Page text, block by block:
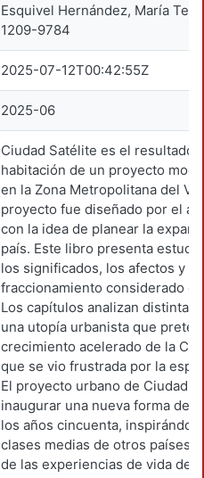
Esquivel Hernández, María
1209-9784
2025-07-12T00:42:55Z
2025-06
Ciudad Satélite es el resultado
habitación de un proyecto
en la Zona Metropolitana del
proyecto fue diseñado por el
con la idea de planear la
país. Este libro presenta
los significados, los afectos y
fraccionamiento considerado
Los capítulos analizan distintas
una utopía urbanista que
crecimiento acelerado de la
que se vio frustrada por la
El proyecto urbano de Ciudad
inaugurar una nueva forma de
los años cincuenta,
clases medias de otros países.
de las experiencias de vida de